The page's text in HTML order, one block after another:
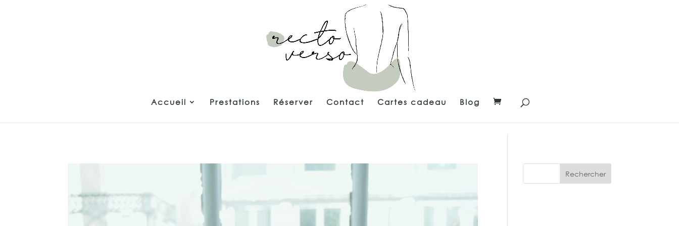
Accueil Prestations Réserver Contact Cartes cadeau Blog
Rechercher